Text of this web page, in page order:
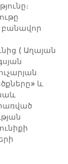
բանավոր
( Աղայան
և